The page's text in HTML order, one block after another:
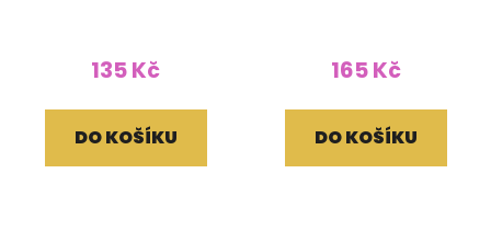
135 Kč
DO KOŠÍKU
165 Kč
DO KOŠÍKU